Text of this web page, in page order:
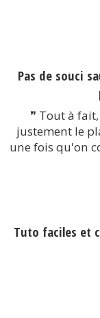
Pas de souci
❞ Tout à
justement le
une fois qu'on
Tuto faciles et